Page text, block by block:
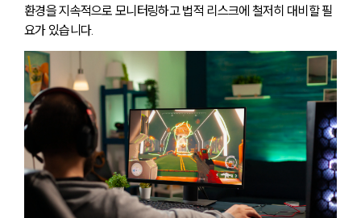
환경을 지속적으로 모니터링하고 법적 리스크에 철저히 대비할 필
요가 있습니다.